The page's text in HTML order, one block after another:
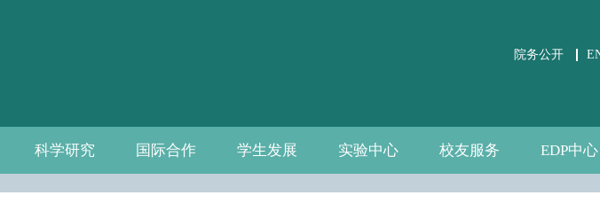
院务公开
科学研究
科研通知
科研新闻
学术活动
国际合作
国际交流
合作机构
联系我们
学生发展
学生事务
党团建设
课外培养
职业发展
实验中心
关于实验中心
通知公告
规章制度
数据资源
虚仿实验平台
自建资源
公共微观数据
相关文件下载
校友服务
分会介绍
校友活动
校友风采
EDP中心
中心介绍
新闻通告
师资团队
联系我们